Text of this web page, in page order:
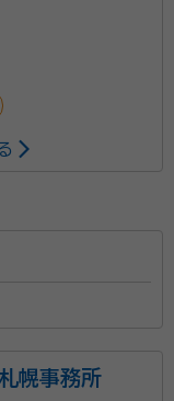
幌事務所